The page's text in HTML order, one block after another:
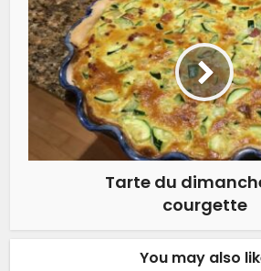
Tarte du
courgette
You may also